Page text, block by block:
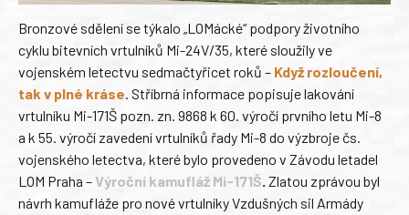
Bronzové sdělení se týkalo „LOMácké“ podpory životního
cyklu bitevních vrtulníků Mi-24V/35, které sloužily ve
vojenském letectvu sedmačtyřicet roků – Když rozloučení,
tak v plné kráse. Stříbrná informace popisuje lakování
vrtulníku Mi-171Š pozn. zn. 9868 k 60. výročí prvního letu Mi-8
a k 55. výročí zavedení vrtulníků řady Mi-8 do výzbroje čs.
vojenského letectva, které bylo provedeno v Závodu letadel
LOM Praha –Výroční kamufláž Mi-171Š. Zlatou zprávou byl
návrh kamufláže pro nové vrtulníky Vzdušných sil Armády